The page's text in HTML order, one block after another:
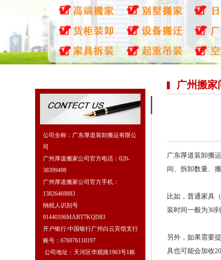
广州搬家
广东厚道装卸搬
间、拆卸数量、
比如，普通家具
装时间一般为30
另外，如果需要
具也可能会加收20
公司全称：广东厚道装卸搬运有限公
司
广州厚道搬家公司官方电话：020-
38399498
广州厚道搬家公司官方手机：
13826469883
纳税人识别号
91440106MABT7KQD83
开户银行:中国银行广州白云宾馆支行
账号：676976118197
公司地址：天河区华观路1963号1栋